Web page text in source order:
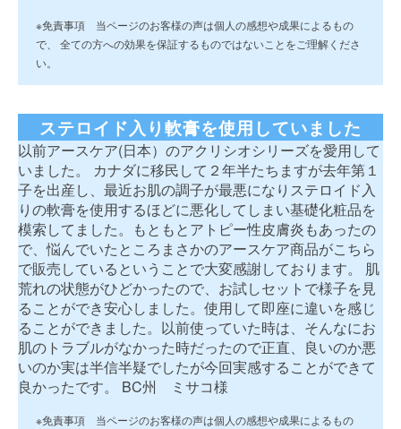
※免責事項 当ページのお客様の声は個人の感想や成果によるもの
で、 全ての方への効果を保証するものではないことをご理解くださ
い。
ステロイド入り軟膏を使用していました
以前アースケア(日本）のアクリシオシリーズを愛用して
いました。 カナダに移民して２年半たちますが去年第１
子を出産し、最近お肌の調子が最悪になりステロイド入
りの軟膏を使用するほどに悪化してしまい基礎化粧品を
模索してました。もともとアトピー性皮膚炎もあったの
で、悩んでいたところまさかのアースケア商品がこちら
で販売しているということで大変感謝しております。 肌
荒れの状態がひどかったので、お試しセットで様子を見
ることができ安心しました。使用して即座に違いを感じ
ることができました。以前使っていた時は、そんなにお
肌のトラブルがなかった時だったので正直、良いのか悪
いのか実は半信半疑でしたが今回実感することができて
良かったです。 BC州 ミサコ様
※免責事項 当ページのお客様の声は個人の感想や成果によるもの